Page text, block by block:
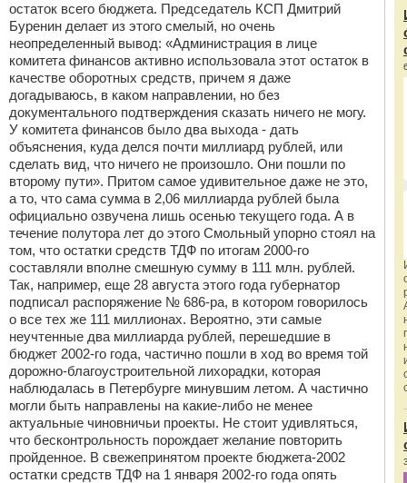
остаток всего бюджета. Председатель КСП Дмитрий
Буренин делает из этого смелый, но очень
неопределенный вывод: «Администрация в лице
комитета финансов активно использовала этот остаток в
качестве оборотных средств, причем я даже
догадываюсь, в каком направлении, но без
документального подтверждения сказать ничего не могу.
У комитета финансов было два выхода - дать
объяснения, куда делся почти миллиард рублей, или
сделать вид, что ничего не произошло. Они пошли по
второму пути». Притом самое удивительное даже не это,
а то, что сама сумма в 2,06 миллиарда рублей была
официально озвучена лишь осенью текущего года. А в
течение полутора лет до этого Смольный упорно стоял на
том, что остатки средств ТДФ по итогам 2000-го
составляли вполне смешную сумму в 111 млн. рублей.
Так, например, еще 28 августа этого года губернатор
подписал распоряжение № 686-ра, в котором говорилось
о все тех же 111 миллионах. Вероятно, эти самые
неучтенные два миллиарда рублей, перешедшие в
бюджет 2002-го года, частично пошли в ход во время той
дорожно-благоустроительной лихорадки, которая
наблюдалась в Петербурге минувшим летом. А частично
могли быть направлены на какие-либо не менее
актуальные чиновничьи проекты. Не стоит удивляться,
что бесконтрольность порождает желание повторить
пройденное. В свежепринятом проекте бюджета-2002
остатки средств ТДФ на 1 января 2002-го года опять